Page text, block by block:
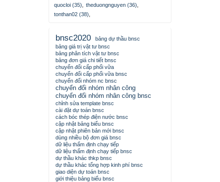
quocloi (35)
theduongnguyen (36)
tonthan02 (38)
bnsc2020
bảng dự thầu bnsc
bảng giá trị vật tư bnsc
bảng phân tích vật tư bnsc
bảng đơn giá chi tiết bnsc
chuyển đổi cấp phối vữa
chuyển đổi cấp phối vữa bnsc
chuyển đổi nhóm nc bnsc
chuyển đổi nhóm nhân công
chuyển đổi nhóm nhân công bnsc
chỉnh sửa template bnsc
cài đặt dự toán bnsc
cách bóc thép điện nước bnsc
cập nhật bảng biểu bnsc
cập nhật phiên bản mới bnsc
dùng nhiều bộ đơn giá bnsc
dữ liệu thẩm định chạy tiếp
dữ liệu thẩm định chạy tiếp bnsc
dự thầu khác thkp bnsc
dự thầu khác tổng hợp kinh phí bnsc
giao diện dự toán bnsc
giới thiệu bảng biểu bnsc